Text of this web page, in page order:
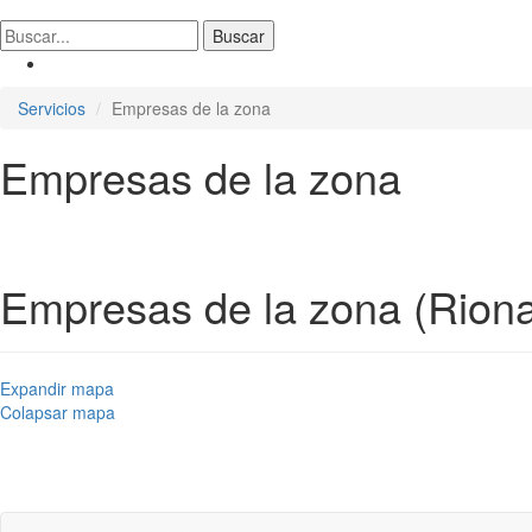
Servicios Empresas de la zona
Empresas de la zona
Empresas de la zona
Expandir mapa
Colapsar mapa